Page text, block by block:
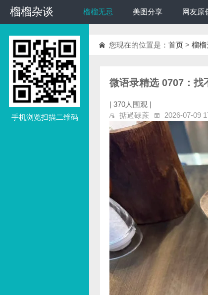
榴榴杂谈
榴榴杂谈 榴榴无忌 美图分享 网友原
手机浏览扫描二维码
您现在的位置是： 首页 > 榴榴
微语录精选 0707：找
| 370人围观 |
掂過碌蔗
2026-07-09